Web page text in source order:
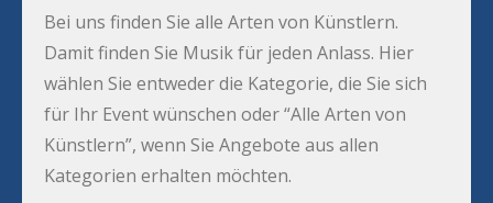
Bei uns finden Sie alle Arten von Künstlern.
Damit finden Sie Musik für jeden Anlass. Hier
wählen Sie entweder die Kategorie, die Sie sich
für Ihr Event wünschen oder “Alle Arten von
Künstlern”, wenn Sie Angebote aus allen
Kategorien erhalten möchten.